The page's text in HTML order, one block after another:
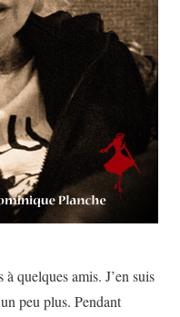
quelques amis. J’en suis
peu plus. Pendant